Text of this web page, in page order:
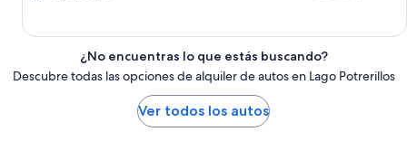
¿No encuentras lo que estás buscando?
Descubre todas las opciones de alquiler de autos en Lago Potrerillos
Ver todos los autos